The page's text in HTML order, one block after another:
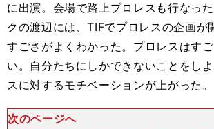
に出演。会場で路上プロレスも行なっ
クの渡辺には、TIFでプロレスの企画が
すごさがよくわかった。プロレスはす
い。自分たちにしかできないことをし
スに対するモチベーションが上がった。
次のページへ